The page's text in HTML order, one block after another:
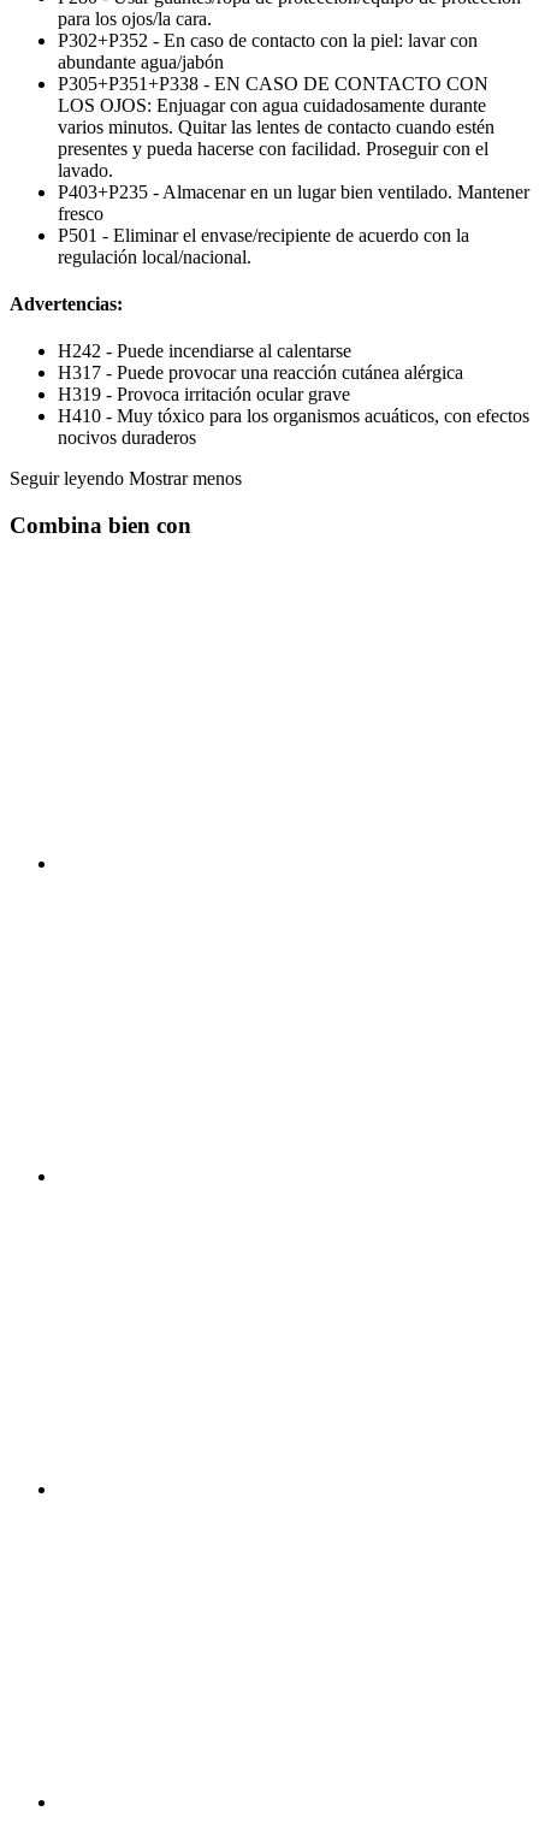
para los ojos/la cara.
P302+P352 - En caso de contacto con la piel: lavar con
abundante agua/jabón
P305+P351+P338 - EN CASO DE CONTACTO CON
LOS OJOS: Enjuagar con agua cuidadosamente durante
varios minutos. Quitar las lentes de contacto cuando estén
presentes y pueda hacerse con facilidad. Proseguir con el
lavado.
P403+P235 - Almacenar en un lugar bien ventilado. Mantener
fresco
P501 - Eliminar el envase/recipiente de acuerdo con la
regulación local/nacional.
Advertencias:
H242 - Puede incendiarse al calentarse
H317 - Puede provocar una reacción cutánea alérgica
H319 - Provoca irritación ocular grave
H410 - Muy tóxico para los organismos acuáticos, con efectos
nocivos duraderos
Seguir leyendo Mostrar menos
Combina bien con